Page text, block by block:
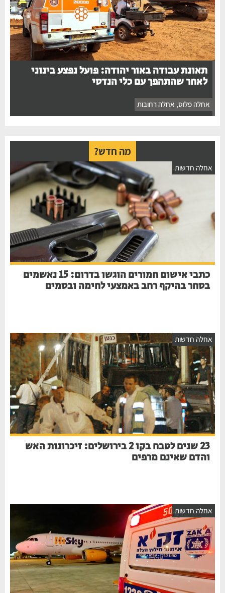
תאונת עבודה באור יהודה: פועל נפצע בינוני
לאחר שהתהפך עם כלי הנדסי
אחלה פלוס ,אחלה רחובות
מה חדש?
חדשות
כתבי אישום חמורים הוגשו בדרום: 15 נאשמים
בסחר בהיקף רחב באמצעי לחימה ובסמים
חדשות
23 שנים לטבח בקו 2 בירושלים: זיכרונות האש
והדם שאינם מרפים
חדשות